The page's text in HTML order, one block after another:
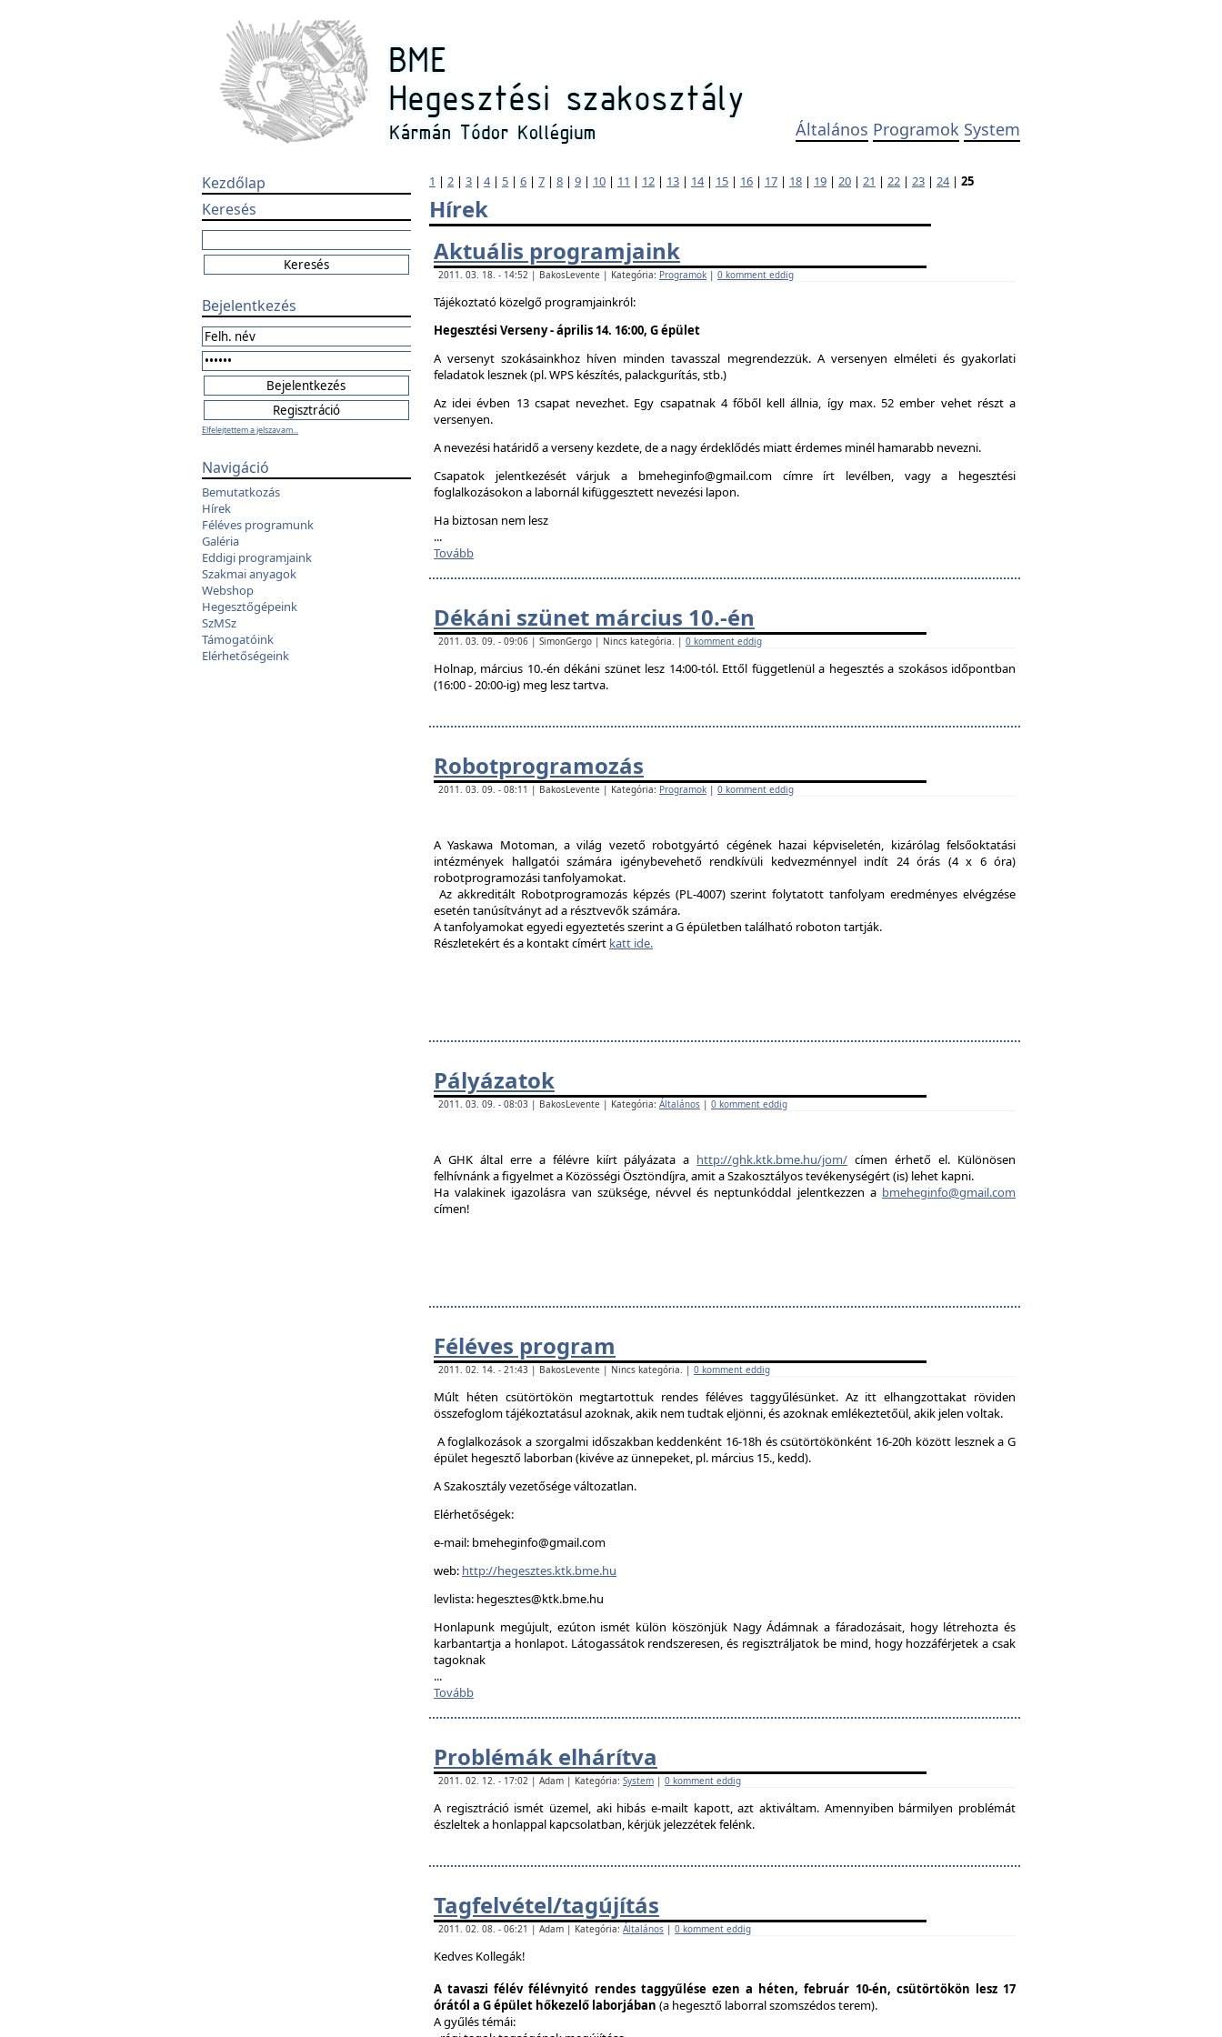
Általános Programok System
Kezdőlap
Keresés
Bejelentkezés
Elfelejtettem a jelszavam...
Navigáció
Bemutatkozás
Hírek
Féléves programunk
Galéria
Eddigi programjaink
Szakmai anyagok
Webshop
Hegesztőgépeink
SzMSz
Támogatóink
Elérhetőségeink
1 | 2 | 3 | 4| 5 | 6 | 7 | 8 | 9 | 10 | 11 | 12 | 13 | 14| 15 | 16 | 17 | 18 | 19 | 20 | 21 | 22 | 23 | 24| 25
Hírek
Aktuális programjaink
2011. 03. 18. - 14:52 | BakosLevente | Kategória: Programok | 0 komment eddig
Tájékoztató közelgő programjainkról:
Hegesztési Verseny - április 14. 16:00, G épület
A versenyt szokásainkhoz híven minden tavasszal megrendezzük. A versenyen elméleti és gyakorlati
feladatok lesznek (pl. WPS készítés, palackgurítás, stb.)
Az idei évben 13 csapat nevezhet. Egy csapatnak 4 főből kell állnia, így max. 52 ember vehet részt a
versenyen.
A nevezési határidő a verseny kezdete, de a nagy érdeklődés miatt érdemes minél hamarabb nevezni.
Csapatok jelentkezését várjuk a bmeheginfo@gmail.com címre írt levélben, vagy a hegesztési
foglalkozásokon a labornál kifüggesztett nevezési lapon.
Ha biztosan nem lesz
...
Tovább
Dékáni szünet március 10.-én
2011. 03. 09. - 09:06 | SimonGergo | Nincs kategória. | 0 komment eddig
Holnap, március 10.-én dékáni szünet lesz 14:00-tól. Ettől függetlenül a hegesztés a szokásos időpontban
(16:00 - 20:00-ig) meg lesz tartva.
Robotprogramozás
2011. 03. 09. - 08:11 | BakosLevente | Kategória: Programok | 0 komment eddig
A Yaskawa Motoman, a világ vezető robotgyártó cégének hazai képviseletén, kizárólag felsőoktatási
intézmények hallgatói számára igénybevehető rendkívüli kedvezménnyel indít 24 órás (4 x 6 óra)
robotprogramozási tanfolyamokat.
Az akkreditált Robotprogramozás képzés (PL-4007) szerint folytatott tanfolyam eredményes elvégzése
esetén tanúsítványt ad a résztvevők számára.
A tanfolyamokat egyedi egyeztetés szerint a G épületben található roboton tartják.
Részletekért és a kontakt címért katt ide.
Pályázatok
2011. 03. 09. - 08:03 | BakosLevente | Kategória: Általános | 0 komment eddig
A GHK által erre a félévre kiírt pályázata a http://ghk.ktk.bme.hu/jom/ címen érhető el. Különösen
felhívnánk a figyelmet a Közösségi Ösztöndíjra, amit a Szakosztályos tevékenységért (is) lehet kapni.
Ha valakinek igazolásra van szüksége, névvel és neptunkóddal jelentkezzen a bmeheginfo@gmail.com
címen!
Féléves program
2011. 02. 14. - 21:43 | BakosLevente | Nincs kategória. | 0 komment eddig
Múlt héten csütörtökön megtartottuk rendes féléves taggyűlésünket. Az itt elhangzottakat röviden
összefoglom tájékoztatásul azoknak, akik nem tudtak eljönni, és azoknak emlékeztetőül, akik jelen voltak.
A foglalkozások a szorgalmi időszakban keddenként 16-18h és csütörtökönként 16-20h között lesznek a G
épület hegesztő laborban (kivéve az ünnepeket, pl. március 15., kedd).
A Szakosztály vezetősége változatlan.
Elérhetőségek:
e-mail: bmeheginfo@gmail.com
web: http://hegesztes.ktk.bme.hu
levlista: hegesztes@ktk.bme.hu
Honlapunk megújult, ezúton ismét külön köszönjük Nagy Ádámnak a fáradozásait, hogy létrehozta és
karbantartja a honlapot. Látogassátok rendszeresen, és regisztráljatok be mind, hogy hozzáférjetek a csak
tagoknak
...
Tovább
Problémák elhárítva
2011. 02. 12. - 17:02 | Adam | Kategória: System | 0 komment eddig
A regisztráció ismét üzemel, aki hibás e-mailt kapott, azt aktiváltam. Amennyiben bármilyen problémát
észleltek a honlappal kapcsolatban, kérjük jelezzétek felénk.
Tagfelvétel/tagújítás
2011. 02. 08. - 06:21 | Adam | Kategória: Általános | 0 komment eddig
Kedves Kollegák!
A tavaszi félév félévnyitó rendes taggyűlése ezen a héten, február 10-én, csütörtökön lesz 17
órától a G épület hőkezelő laborjában (a hegesztő laborral szomszédos terem).
A gyűlés témái: